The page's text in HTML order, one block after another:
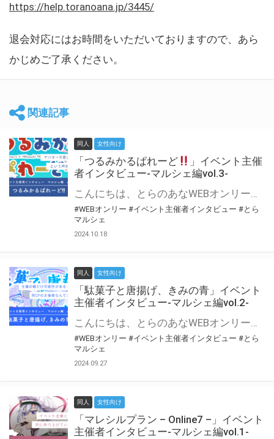
https://help.toranoana.jp/3445/
退会対応にはお時間をいただいておりますので、あら
かじめご了承ください。
関連記事
同人 女性向け
「つるみかるぱれーど
」イベント主催
者インタビュー-マルシェ編vol.3-
こんにちは、とらのあなWEBオンリー運営スタッフです。 新たにお届けする、イベント主催者インタビュー-マルシェ編-は、 とらのあなWEBオンリー「マルシェ」をご利用した主催様に 「マルシェ」を使って開催した感想や心がけをお聞きする企画です。 今回は、WEBオンリー初開催「つるみかるぱれーど
#WEBオンリー #イベント主催者インタビュー #とら
マルシェ
2024.10.18
同人 女性向け
「駄菓子と唐揚げ、きみの青」イベント
主催者インタビュー-マルシェ編vol.2-
こんにちは、とらのあなWEBオンリー運営スタッフです。 新たにお届けする、イベント主催者インタビュー-マルシェ編-は、 とらのあなWEBオンリー「マルシェ」をご利用の主催様に 「マルシェ」を使ってイベントを開催した感想や心がけをお聞きする企画です。 今回は、WEBオンリー初開催「駄菓子と唐揚げ、きみの青」より、 主催のぎこ六屋様にお話を伺いました。 協力：ぎこ六屋様／イベント公式Twitter（@krkgwks） とらのあなWEBオンリー「マルシェ」とは？ WEBオンリーでリアルタイムでコミュニケーションがとれるオンライン会場です。
#WEBオンリー #イベント主催者インタビュー #とら
マルシェ
2024.09.27
同人 女性向け
「マレシルプラン – Online7 –」イベント
主催者インタビュー-マルシェ編vol.1-